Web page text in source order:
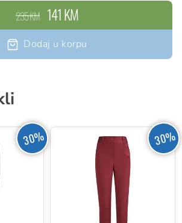
235 KM 141 KM
Dodaj u korpu
30% 30%